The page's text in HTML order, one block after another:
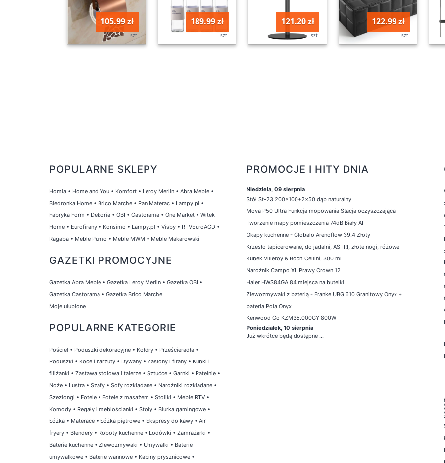
105.99 zł
szt
189.99 zł
szt
121.20 zł
szt
122.99 zł
szt
POPULARNE SKLEPY
Homla • Home and You • Komfort • Leroy Merlin • Abra Meble •
Biedronka Home • Brico Marche • Pan Materac • Lampy.pl •
Fabryka Form • Dekoria • OBI • Castorama • One Market • Witek
Home • Eurofirany • Konsimo • Lampy.pl • Visby • RTVEuroAGD •
Ragaba • Meble Pumo • Meble MWM • Meble Makarowski
GAZETKI PROMOCYJNE
Gazetka Abra Meble • Gazetka Leroy Merlin • Gazetka OBI •
Gazetka Castorama • Gazetka Brico Marche
Moje ulubione
POPULARNE KATEGORIE
Pościel • Poduszki dekoracyjne • Kołdry • Prześcieradła •
Poduszki • Koce i narzuty • Dywany • Zasłony i firany • Kubki i
filiżanki • Zastawa stołowa i talerze • Sztućce • Garnki • Patelnie •
Noże • Lustra • Szafy • Sofy rozkładane • Narożniki rozkładane •
Szezlongi • Fotele • Fotele z masażem • Stoliki • Meble RTV •
Komody • Regały i meblościanki • Stoły • Biurka gamingowe •
Łóżka • Materace • Łóżka piętrowe • Ekspresy do kawy • Air
fryery • Blendery • Roboty kuchenne • Lodówki • Zamrażarki •
Baterie kuchenne • Zlewozmywaki • Umywalki • Baterie
umywalkowe • Baterie wannowe • Kabiny prysznicowe •
PROMOCJE I HITY DNIA
Niedziela, 09 sierpnia
Stół St-23 200x100+2x50 dąb naturalny
Mova P50 Ultra Funkcja mopowania Stacja oczyszczająca
Tworzenie mapy pomieszczenia 74dB Biały AI
Okapy kuchenne - Globalo Arenoflow 39.4 Złoty
Krzesło tapicerowane, do jadalni, ASTRI, złote nogi, różowe
Kubek Villeroy & Boch Cellini, 300 ml
Narożnik Campo XL Prawy Crown 12
Haier HWS84GA 84 miejsca na butelki
Zlewozmywaki z baterią - Franke UBG 610 Granitowy Onyx +
bateria Pola Onyx
Kenwood Go KZM35.000GY 800W
Poniedziałek, 10 sierpnia
Już wkrótce będą dostępne ...